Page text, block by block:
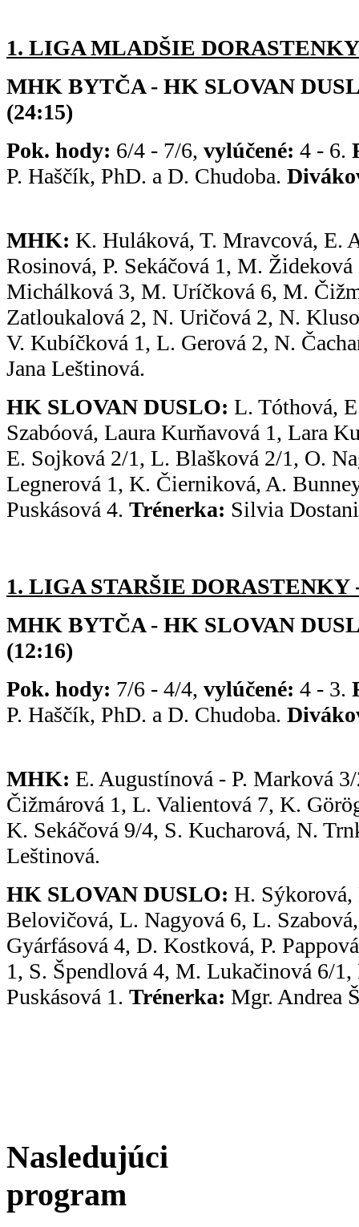
1. LIGA MLADŠIE DORASTENKY
MHK BYTČA - HK SLOVAN
(24:15)
Pok. hody: 6/4 - 7/6, vylúčené: 4 - 6.
P. Haščík, PhD. a D. Chudoba.
MHK: K. Huláková, T. Mravcová, E.
Rosinová, P. Sekáčová 1, M.
Michálková 3, M. Uríčková 6, M.
Zatloukalová 2, N. Uričová 2, N.
V. Kubíčková 1, L. Gerová 2, N.
Jana Leštinová.
HK SLOVAN DUSLO: L. Tóthová,
Szabóová, Laura Kurňavová 1, Lara
E. Sojková 2/1, L. Blašková 2/1, O.
Legnerová 1, K. Čierniková, A.
Puskásová 4. Trénerka: Silvia
1. LIGA STARŠIE DORASTENKY
MHK BYTČA - HK SLOVAN
(12:16)
Pok. hody: 7/6 - 4/4, vylúčené: 4 - 3.
P. Haščík, PhD. a D. Chudoba.
MHK: E. Augustínová - P. Marková
Čižmárová 1, L. Valientová 7, K.
K. Sekáčová 9/4, S. Kucharová, N.
Leštinová.
HK SLOVAN DUSLO: H.
Belovičová, L. Nagyová 6, L.
Gyárfásová 4, D. Kostková, P.
1, S. Špendlová 4, M. Lukačinová 6/
Puskásová 1. Trénerka: Mgr. Andrea
Nasledujúci
program